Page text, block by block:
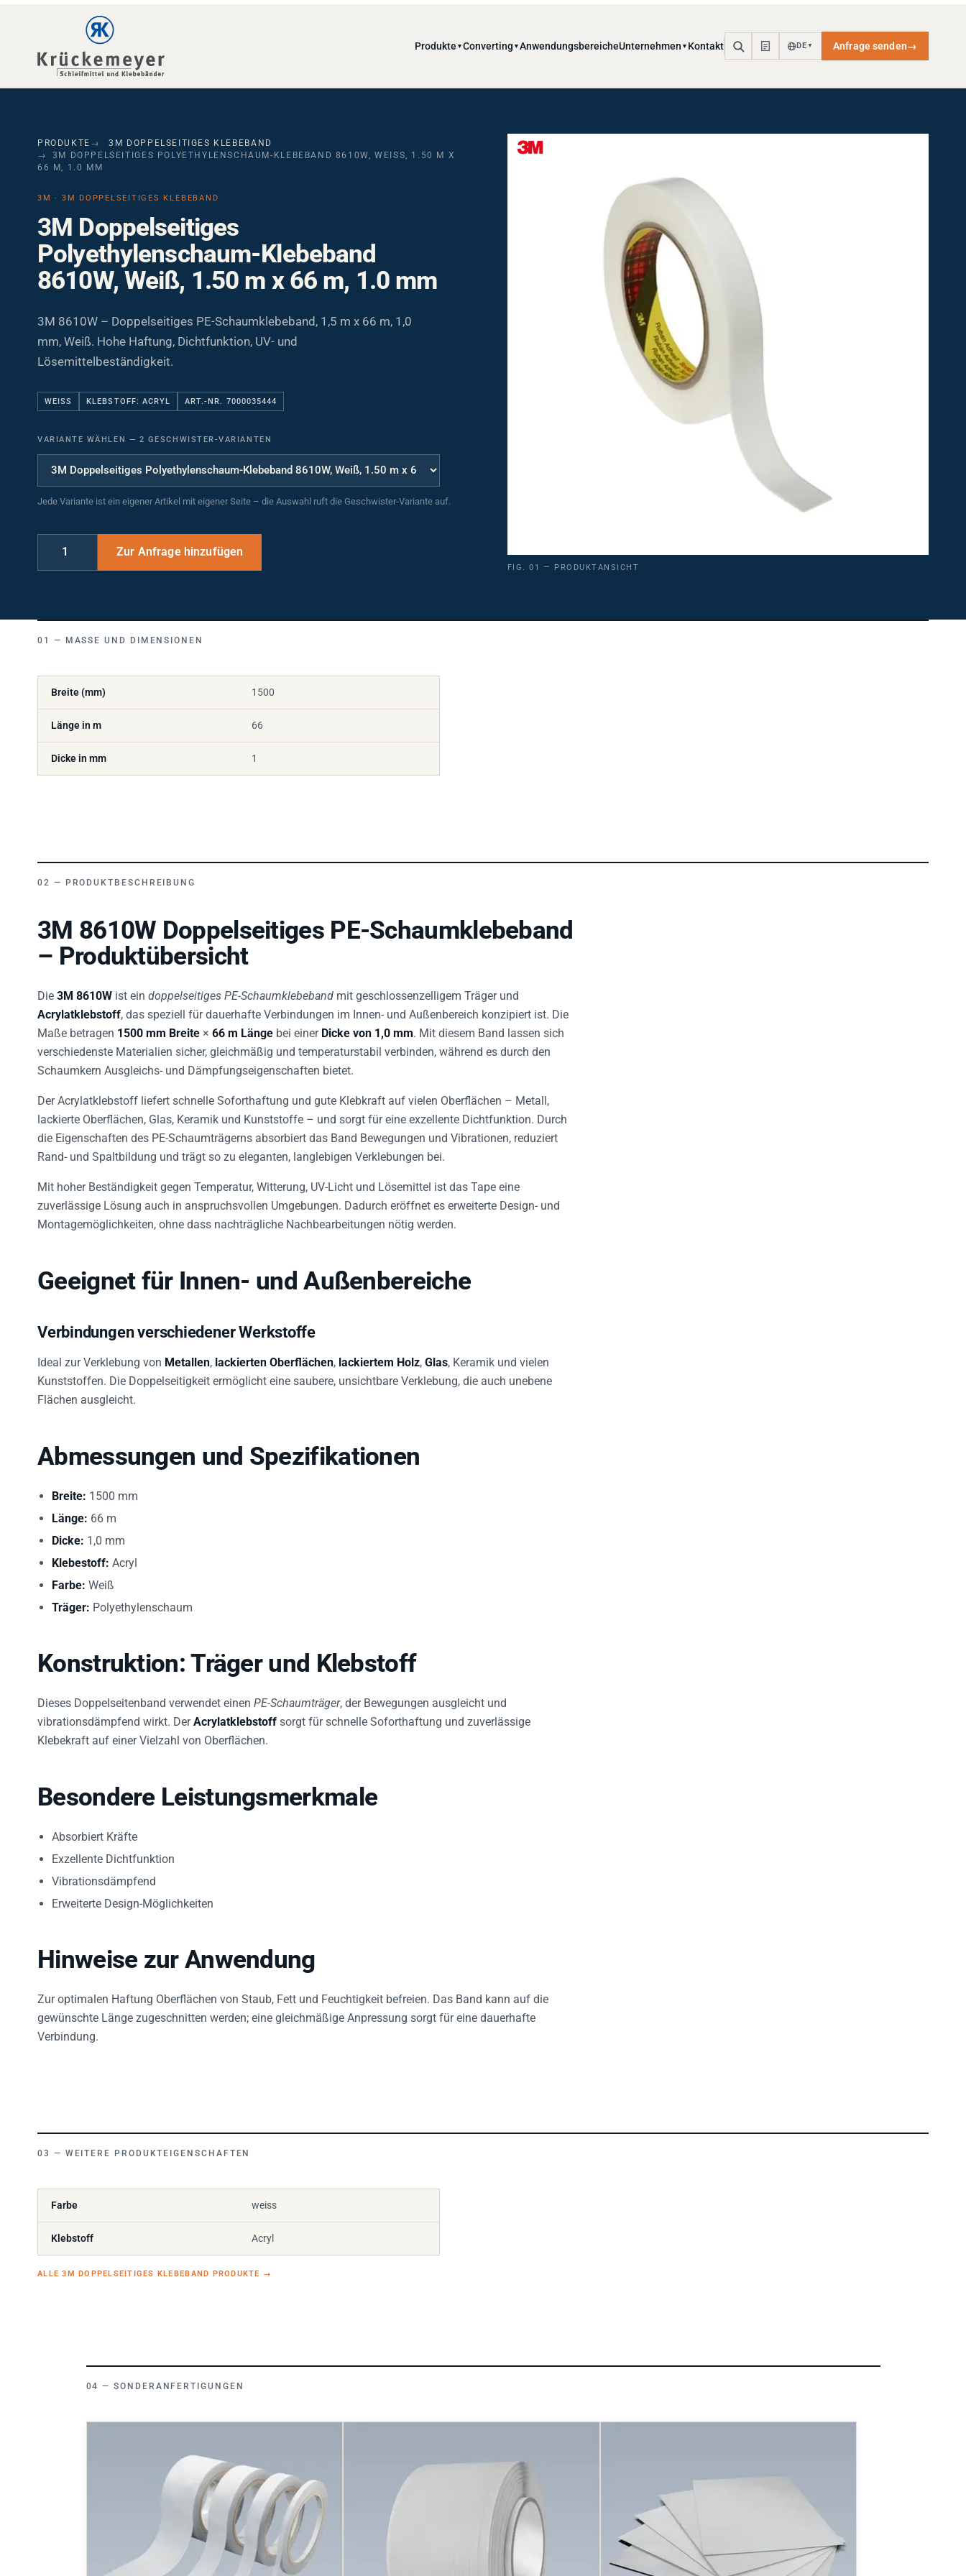
Produkte Converting AnwendungsbereicheUnternehmen Kontakt DE Anfrage senden
PRODUKTE
3M DOPPELSEITIGES KLEBEBAND
3M DOPPELSEITIGES POLYETHYLENSCHAUM-KLEBEBAND 8610W, WEISS, 1.50 M X 6
6 M, 1.0 MM
3M · 3M DOPPELSEITIGES KLEBEBAND
3M Doppelseitiges
Polyethylenschaum-Klebeband
8610W, Weiß, 1.50 m x 66 m, 1.0 mm
3M 8610W – Doppelseitiges PE-Schaumklebeband, 1,5 m x 66 m, 1,0
mm, Weiß. Hohe Haftung, Dichtfunktion, UV- und
Lösemittelbeständigkeit.
WEISS KLEBSTOFF: ACRYL ART.-NR. 7000035444
VARIANTE WÄHLEN 2 GESCHWISTER-VARIANTEN
Jede Variante ist ein eigener Artikel mit eigener Seite – die Auswahl ruft die Geschwister-Variante auf.
FIG. 01 — PRODUKTANSICHT
MASSE UND DIMENSIONEN
Breite (mm) 1500
Länge in m 66
Dicke in mm 1
PRODUKTBESCHREIBUNG
3M 8610W Doppelseitiges PE-Schaumklebeband
– Produktübersicht
Die 3M 8610W ist ein doppelseitiges PE-Schaumklebeband mit geschlossenzelligem Träger und
Acrylatklebstoff , das speziell für dauerhafte Verbindungen im Innen- und Außenbereich konzipiert ist. Die
Maße betragen 1500 mm Breite × 66 m Länge bei einer Dicke von 1,0 mm . Mit diesem Band lassen sich
verschiedenste Materialien sicher, gleichmäßig und temperaturstabil verbinden, während es durch den
Schaumkern Ausgleichs- und Dämpfungseigenschaften bietet.
Der Acrylatklebstoff liefert schnelle Soforthaftung und gute Klebkraft auf vielen Oberflächen – Metall,
lackierte Oberflächen, Glas, Keramik und Kunststoffe – und sorgt für eine exzellente Dichtfunktion. Durch
die Eigenschaften des PE-Schaumträgerns absorbiert das Band Bewegungen und Vibrationen, reduziert
Rand- und Spaltbildung und trägt so zu eleganten, langlebigen Verklebungen bei.
Mit hoher Beständigkeit gegen Temperatur, Witterung, UV-Licht und Lösemittel ist das Tape eine
zuverlässige Lösung auch in anspruchsvollen Umgebungen. Dadurch eröffnet es erweiterte Design- und
Montagemöglichkeiten, ohne dass nachträgliche Nachbearbeitungen nötig werden.
Geeignet für Innen- und Außenbereiche
Verbindungen verschiedener Werkstoffe
Ideal zur Verklebung von Metallen lackierten Oberflächen lackiertem Holz Glas , Keramik und vielen
Kunststoffen. Die Doppelseitigkeit ermöglicht eine saubere, unsichtbare Verklebung, die auch unebene
Flächen ausgleicht.
Abmessungen und Spezifikationen
Breite: 1500 mm
Länge: 66 m
Dicke: 1,0 mm
Klebestoff: Acryl
Farbe: Weiß
Träger: Polyethylenschaum
Konstruktion: Träger und Klebstoff
Dieses Doppelseitenband verwendet einen PE-Schaumträger, der Bewegungen ausgleicht und
vibrationsdämpfend wirkt. Der Acrylatklebstoff sorgt für schnelle Soforthaftung und zuverlässige
Klebekraft auf einer Vielzahl von Oberflächen.
Besondere Leistungsmerkmale
Absorbiert Kräfte
Exzellente Dichtfunktion
Vibrationsdämpfend
Erweiterte Design-Möglichkeiten
Hinweise zur Anwendung
Zur optimalen Haftung Oberflächen von Staub, Fett und Feuchtigkeit befreien. Das Band kann auf die
gewünschte Länge zugeschnitten werden; eine gleichmäßige Anpressung sorgt für eine dauerhafte
Verbindung.
WEITERE PRODUKTEIGENSCHAFTEN
Farbe weiss
Klebstoff Acryl
ALLE 3M DOPPELSEITIGES KLEBEBAND PRODUKTE
SONDERANFERTIGUNGEN